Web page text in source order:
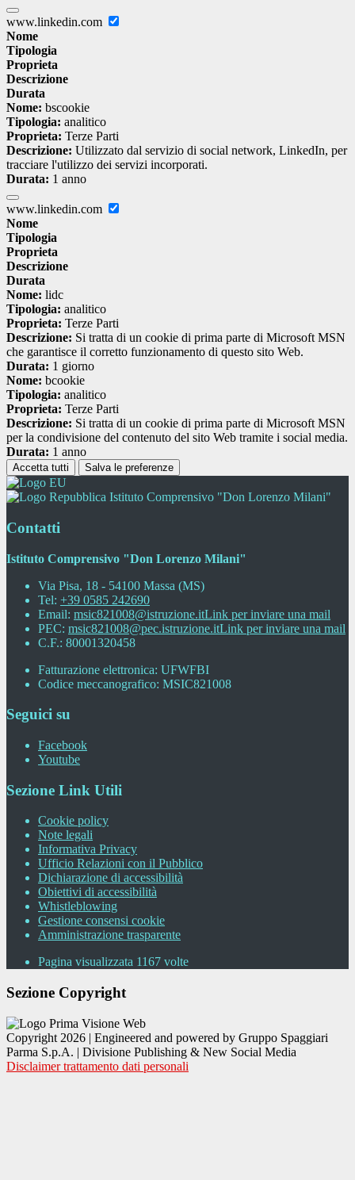
www.linkedin.com
Nome
Tipologia
Proprieta
Descrizione
Durata
Nome: bscookie
Tipologia: analitico
Proprieta: Terze Parti
Descrizione: Utilizzato dal servizio di social network, LinkedIn, per
tracciare l'utilizzo dei servizi incorporati.
Durata: 1 anno
www.linkedin.com
Nome
Tipologia
Proprieta
Descrizione
Durata
Nome: lidc
Tipologia: analitico
Proprieta: Terze Parti
Descrizione: Si tratta di un cookie di prima parte di Microsoft MSN
che garantisce il corretto funzionamento di questo sito Web.
Durata: 1 giorno
Nome: bcookie
Tipologia: analitico
Proprieta: Terze Parti
Descrizione: Si tratta di un cookie di prima parte di Microsoft MSN
per la condivisione del contenuto del sito Web tramite i social media.
Durata: 1 anno
Accetta tutti Salva le preferenze
Istituto Comprensivo "Don Lorenzo Milani"
Contatti
Istituto Comprensivo "Don Lorenzo Milani"
Via Pisa, 18 - 54100 Massa (MS)
Tel: +39 0585 242690
Email: msic821008@istruzione.itLink per inviare una mail
PEC: msic821008@pec.istruzione.itLink per inviare una mail
C.F.: 80001320458
Fatturazione elettronica: UFWFBI
Codice meccanografico: MSIC821008
Seguici su
Facebook
Youtube
Sezione Link Utili
Cookie policy
Note legali
Informativa Privacy
Ufficio Relazioni con il Pubblico
Dichiarazione di accessibilità
Obiettivi di accessibilità
Whistleblowing
Gestione consensi cookie
Amministrazione trasparente
Pagina visualizzata 1167 volte
Sezione Copyright
Copyright 2026 | Engineered and powered by Gruppo Spaggiari
Parma S.p.A. | Divisione Publishing & New Social Media
Disclaimer trattamento dati personali